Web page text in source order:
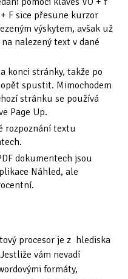
F sice přesune kurzor
výskytem, avšak už
nalezený text v dané
konci stránky, takže po
spustit. Mimochodem
stránku se používá
Page Up.
rozpoznání textu
dokumentech jsou
Náhled, ale
procesor je z hlediska
vám nevadí
formáty,